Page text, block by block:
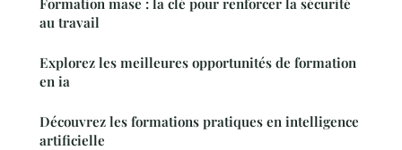
au travail
Explorez les meilleures opportunités de formation
en ia
Découvrez les formations pratiques en intelligence
artificielle